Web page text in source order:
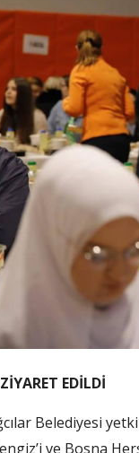
EDİLDİ
Belediyesi
ve Bosna